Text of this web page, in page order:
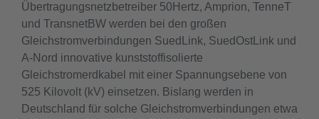
Übertragungsnetzbetreiber 50Hertz, Amprion, TenneT
und TransnetBW werden bei den großen
Gleichstromverbindungen SuedLink, SuedOstLink und
A-Nord innovative kunststoffisolierte
Gleichstromerdkabel mit einer Spannungsebene von
525 Kilovolt (kV) einsetzen. Bislang werden in
Deutschland für solche Gleichstromverbindungen etwa